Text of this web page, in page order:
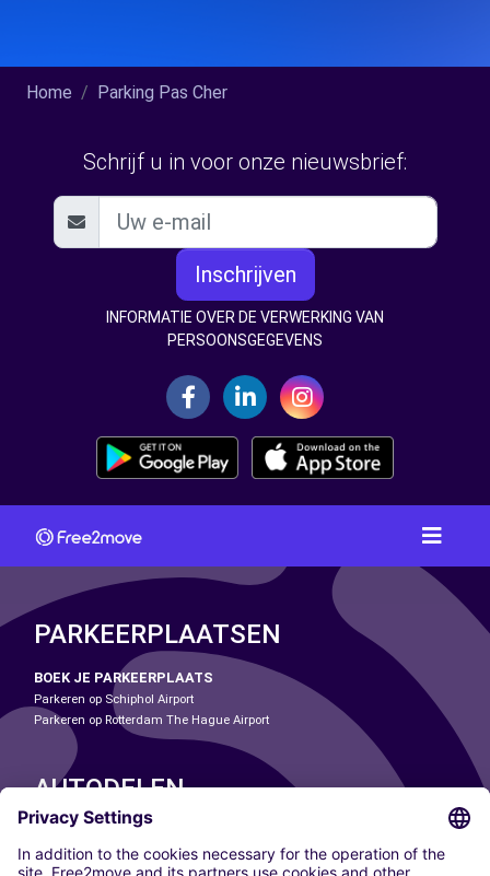
Home Parking Pas Cher
Schrijf u in voor onze nieuwsbrief:
Inschrijven
INFORMATIE OVER DE VERWERKING VAN
PERSOONSGEGEVENS
PARKEERPLAATSEN
BOEK JE PARKEERPLAATS
Parkeren op Schiphol Airport
Parkeren op Rotterdam The Hague Airport
AUTODELEN
ONZE STEDEN
Paris